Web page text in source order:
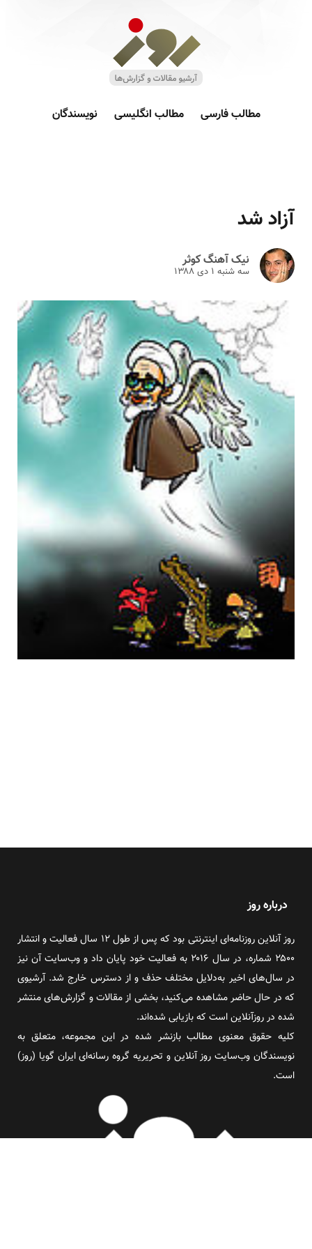
مطالب فارسی مطالب انگلیسی نویسندگان
آزاد شد
نیک آهنگ کوثر
سه شنبه ۱ دى ۱۳۸۸
درباره روز
روز آنلاین روزنامه‌ای اینترنتی بود که پس از طول ۱۲ سال فعالیت و انتشار
۲۵۰۰ شماره، در سال ۲۰۱۶ به فعالیت خود پایان داد و وب‌سایت آن نیز
در سال‌های اخیر به‌دلایل مختلف حذف و از دسترس خارج شد. آرشیوی
که در حال حاضر مشاهده می‌کنید، بخشی از مقالات و گزارش‌های منتشر
شده در روزآنلاین است که بازیابی شده‌اند.
کلیه حقوق معنوی مطالب بازنشر شده در این مجموعه، متعلق به
نویسندگان وب‌سایت روز آنلاین و تحریریه گروه رسانه‌ای ایران گویا (روز)
است.